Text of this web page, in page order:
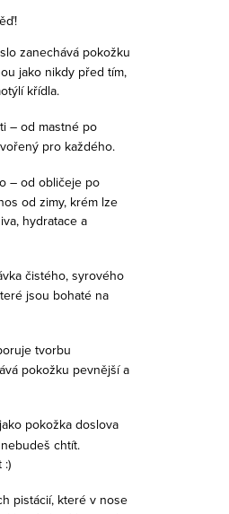
zanechává pokožku
jako nikdy před tím,
křídla.
– od mastné po
pro každého.
– od obličeje po
od zimy, krém lze
hydratace a
čistého, syrového
jsou bohaté na
tvorbu
pokožku pevnější a
pokožka doslova
chtít.
:)
pistácií, které v nose